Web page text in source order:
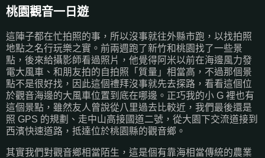
桃園觀音一日遊
這陣子都在忙拍照的事，所以沒事就往外縣市跑，以找拍照
地點之名行玩樂之實。前兩週跑了新竹和桃園找了一些景
點，後來給攝影師看過照片，他覺得阿米以前在海邊風力發
電大風車、和朋友拍的自拍照「質量」相當高，不過那個景
點不是很好找，因此這個禮拜沒事就先去探路，看看這個位
於觀音海邊的大風車位置到底在哪邊。正巧我的小 G 裡也有
這個景點，雖然友人曾說從八里過去比較近，我們最後還是
照 GPS 的規劃、走中山高接國道二號，從大園下交流道接到
西濱快速道路，抵達位於桃園縣的觀音鄉。
其實我們對觀音鄉相當陌生，這是個有靠海相當傳統的農業